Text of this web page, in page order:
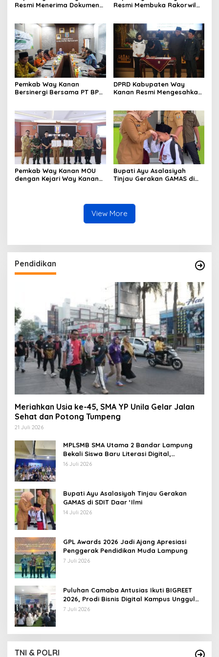
Resmi Menerima Dokumen
Jabatan 2025-2030
Resmi Membuka Rakorwil
Pemkab Way Kanan
Bersinergi Bersama PT BPR
Kompetensi Keahlian
DPRD Kabupaten Way
Kanan Resmi Mengesahkan
Pemkab Way Kanan MOU
dengan Kejari Way Kanan
Bupati Ayu Asalasiyah
Tinjau Gerakan GAMAS di
View More
Pendidikan
Meriahkan Usia ke-45, SMA YP Unila Gelar Jalan
Sehat dan Potong Tumpeng
21 Juli 2026
MPLSMB SMA Utama 2 Bandar Lampung
Bekali Siswa Baru Literasi Digital,
Jurnalistik, dan Etika Bermedia Sosial
16 Juli 2026
Bupati Ayu Asalasiyah Tinjau Gerakan
GAMAS di SDIT Daar ‘Ilmi
14 Juli 2026
GPL Awards 2026 Jadi Ajang Apresiasi
Penggerak Pendidikan Muda Lampung
7 Juli 2026
Puluhan Camaba Antusias Ikuti BIGREET
2026, Prodi Bisnis Digital Kampus Unggul
IIB Darmajaya Hadirkan Deretan
7 Juli 2026
TNI & POLRI